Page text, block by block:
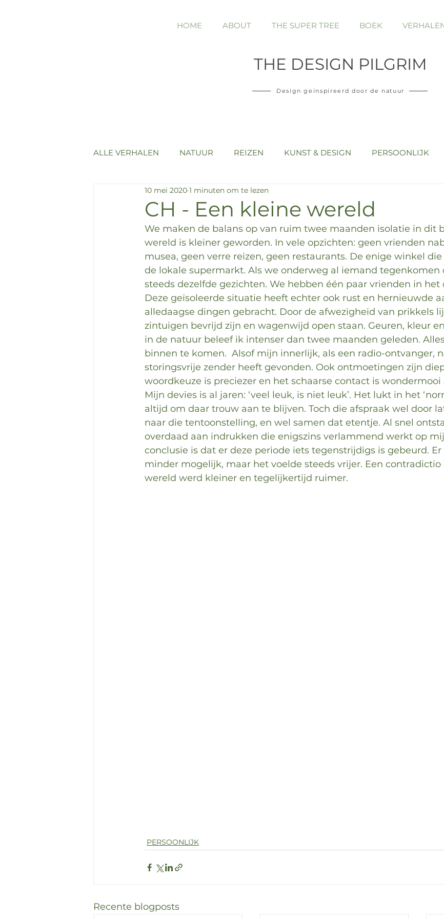
HOME ABOUT THE SUPER TREE BOEK
THE DESIGN PILGRIM
Design geïnspireerd door de natuur
ALLE VERHALEN NATUUR REIZEN KUNST & DESIGN PERSOONLIJK
CH - Een kleine wereld
10 mei 2020 1 minuten om te lezen
We maken de balans op van ruim twee maanden isolatie in dit
wereld is kleiner geworden. In vele opzichten: geen vrienden
musea, geen verre reizen, geen restaurants. De enige winkel
de lokale supermarkt. Als we onderweg al iemand tegenkomen
steeds dezelfde gezichten. We hebben één paar vrienden in het
Deze geïsoleerde situatie heeft echter ook rust en hernieuwde
alledaagse dingen gebracht. Door de afwezigheid van prikkels
zintuigen bevrijd zijn en wagenwijd open staan. Geuren, kleur
in de natuur beleef ik intenser dan twee maanden geleden.
binnen te komen.  Alsof mijn innerlijk, als een radio-ontvanger,
storingsvrije zender heeft gevonden. Ook ontmoetingen zijn
woordkeuze is preciezer en het schaarse contact is wondermooi
Mijn devies is al jaren: ‘veel leuk, is niet leuk’. Het lukt in het
altijd om daar trouw aan te blijven. Toch die afspraak wel door
naar die tentoonstelling, en wel samen dat etentje. Al snel
overdaad aan indrukken die enigszins verlammend werkt op
conclusie is dat er deze periode iets tegenstrijdigs is gebeurd.
minder mogelijk, maar het voelde steeds vrijer. Een
wereld werd kleiner en tegelijkertijd ruimer.
PERSOONLIJK
Recente blogposts